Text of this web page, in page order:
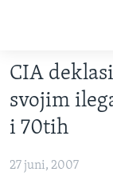
glavni
sadržaj
Pređi
na
glavnu
navigaciju
VIDEO
VIJESTI
CIA
svojim
i 70tih
27 juni, 2007